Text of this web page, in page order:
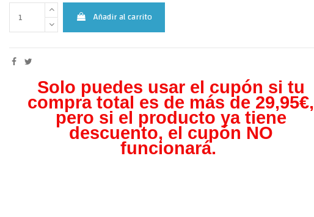
Añadir al carrito
Solo puedes usar el cupón si tu
compra total es de más de 29,95€,
pero si el producto ya tiene
descuento, el cupón NO
funcionará.